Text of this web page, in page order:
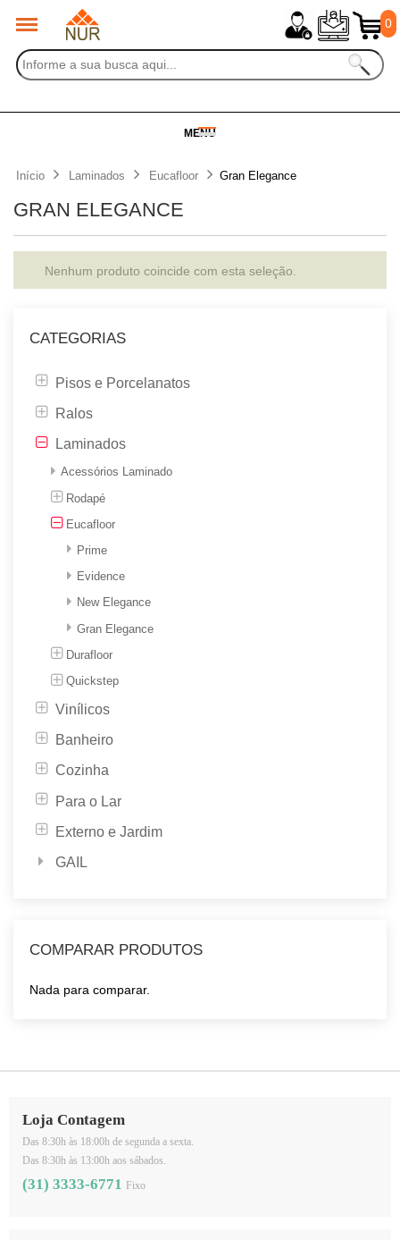
0
MENU
Início Laminados Eucafloor Gran Elegance
GRAN ELEGANCE
Nenhum produto coincide com esta seleção.
CATEGORIAS
Pisos e Porcelanatos
Ralos
Laminados
Acessórios Laminado
Rodapé
Eucafloor
Prime
Evidence
New Elegance
Gran Elegance
Durafloor
Quickstep
Vinílicos
Banheiro
Cozinha
Para o Lar
Externo e Jardim
GAIL
COMPARAR PRODUTOS
Nada para comparar.
Loja Contagem
Das 8:30h às 18:00h de segunda a sexta.
Das 8:30h às 13:00h aos sábados.
(31) 3333-6771 Fixo